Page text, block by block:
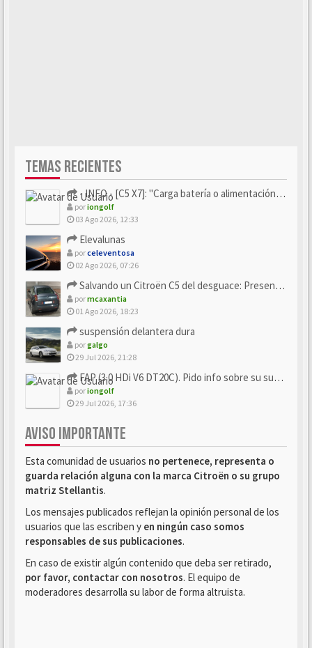
TEMAS RECIENTES
- INFO - [C5 X7]: "Carga batería o alimentación eléctri...
poriongolf
03 Ago 2026, 12:33
Elevalunas
porceleventosa
02 Ago 2026, 07:26
Salvando un Citroën C5 del desguace: Presentación y seguimiento
pormcaxantia
01 Ago 2026, 18:23
suspensión delantera dura
porgalgo
29 Jul 2026, 21:28
FAP (3.0 HDi V6 DT20C). Pido info sobre su sustitución
poriongolf
29 Jul 2026, 17:36
AVISO IMPORTANTE
Esta comunidad de usuarios no pertenece, representa o
guarda relación alguna con la marca Citroën o su grupo
matriz Stellantis.
Los mensajes publicados reflejan la opinión personal de los
usuarios que las escriben y en ningún caso somos
responsables de sus publicaciones.
En caso de existir algún contenido que deba ser retirado,
por favor, contactar con nosotros. El equipo de
moderadores desarrolla su labor de forma altruista.